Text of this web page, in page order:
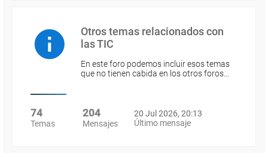
Otros temas relacionados con
las TIC
En este foro podemos incluir esos temas
que no tienen cabida en los otros foros…
74
Temas
204
Mensajes
20 Jul 2026, 20:13
Último mensaje